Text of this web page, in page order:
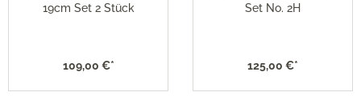
19cm Set 2 Stück
109,00 €*
Set No. 2H
125,00 €*